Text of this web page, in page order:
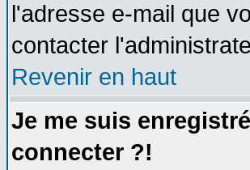
l'adresse e-mail que
contacter
Revenir en haut
Je me suis
connecter ?!